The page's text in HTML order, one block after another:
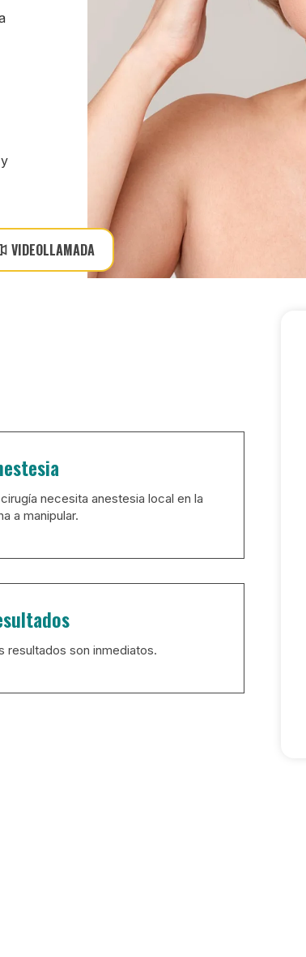
VIDEOLLAMADA
necesita anestesia local en la
a manipular.
resultados son inmediatos.